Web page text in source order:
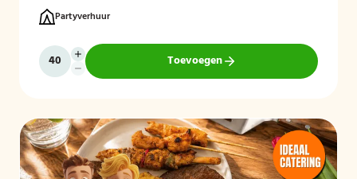
Partyverhuur
Toevoegen